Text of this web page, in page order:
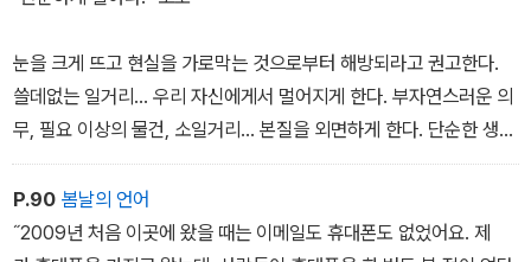
눈을 크게 뜨고 현실을 가로막는 것으로부터 해방되라고 권고한다.
쓸데없는 일거리... 우리 자신에게서 멀어지게 한다. 부자연스러운 의
무, 필요 이상의 물건, 소일거리... 본질을 외면하게 한다. 단순한 생활
선택. 자꾸만 달아나는 본질 찾기. 물질적-심리적 안정. 관습적 기준.
삶의 방식 바꾸기. 진정한 전진. 삶의 질을 제자리에 돌려놓는 패러다
임. 각자의 양심에 따라 자기만의 길을 선택. 깊은 정체성. 조화되는
P.90 봄날의 언어
˝2009년 처음 이곳에 왔을 때는 이메일도 휴대폰도 없었어요. 제